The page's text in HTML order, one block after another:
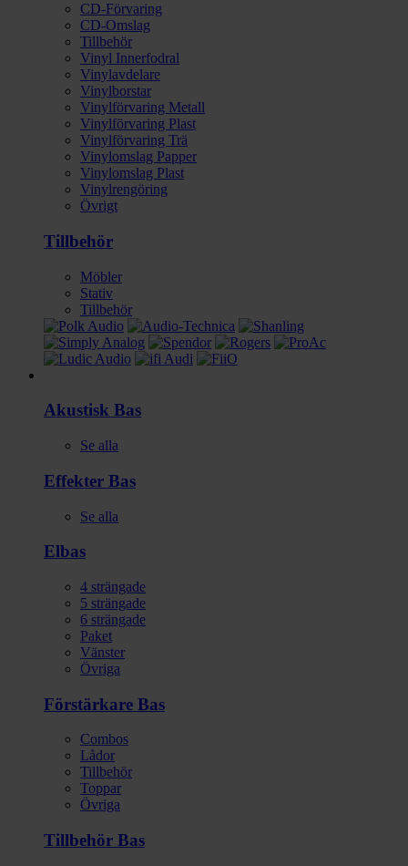
CD-Förvaring
CD-Omslag
Tillbehör
Vinyl Innerfodral
Vinylavdelare
Vinylborstar
Vinylförvaring Metall
Vinylförvaring Plast
Vinylförvaring Trä
Vinylomslag Papper
Vinylomslag Plast
Vinylrengöring
Övrigt
Tillbehör
Möbler
Stativ
Tillbehör
Akustisk Bas
Se alla
Effekter Bas
Se alla
Elbas
4 strängade
5 strängade
6 strängade
Paket
Vänster
Övriga
Förstärkare Bas
Combos
Lådor
Tillbehör
Toppar
Övriga
Tillbehör Bas